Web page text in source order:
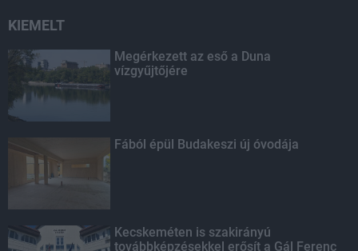
KIEMELT
Megérkezett az eső a Duna
vízgyűjtőjére
Fából épül Budakeszi új óvodája
Kecskeméten is szakirányú
továbbképzésekkel erősít a Gál Ferenc